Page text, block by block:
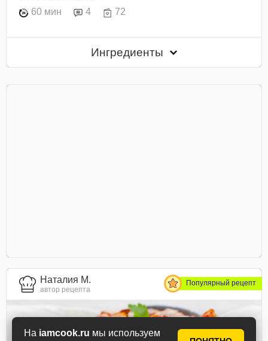
На iamcook.ru мы используем
60 мин
4 72
Ингредиенты
Наталия М.
автор рецепта
Популярный рецепт